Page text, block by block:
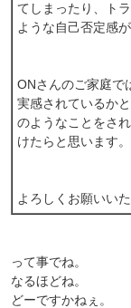
てしまったり、ト
ような自己否定感
ONさんのご家庭で
実感されているか
のようなことをさ
けたらと思います。
よろしくお願いいた
って事でね。
なるほどね。
どーですかねぇ。